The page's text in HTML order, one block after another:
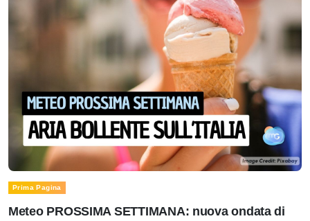
Prima Pagina
Meteo PROSSIMA SETTIMANA: nuova ondata di